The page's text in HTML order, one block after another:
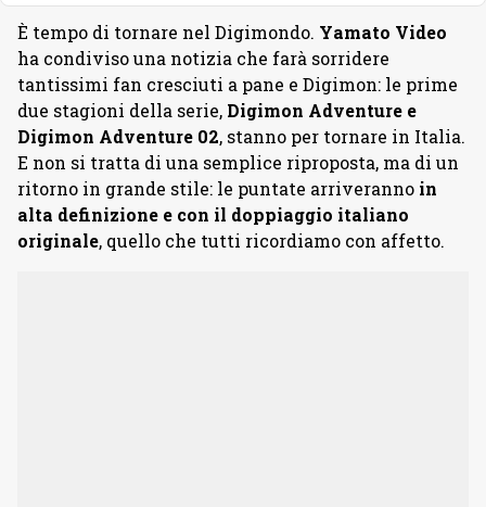
È tempo di tornare nel Digimondo. Yamato Video
ha condiviso una notizia che farà sorridere
tantissimi fan cresciuti a pane e Digimon: le prime
due stagioni della serie, Digimon Adventure e
Digimon Adventure 02, stanno per tornare in Italia.
E non si tratta di una semplice riproposta, ma di un
ritorno in grande stile: le puntate arriveranno in
alta definizione e con il doppiaggio italiano
originale, quello che tutti ricordiamo con affetto.